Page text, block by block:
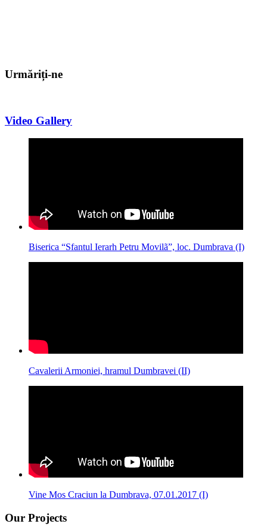
Urmăriți-ne
Video Gallery
Biserica “Sfantul Ierarh Petru Movilã”, loc. Dumbrava (I)
Cavalerii Armoniei, hramul Dumbravei (II)
Vine Mos Craciun la Dumbrava, 07.01.2017 (I)
Our Projects